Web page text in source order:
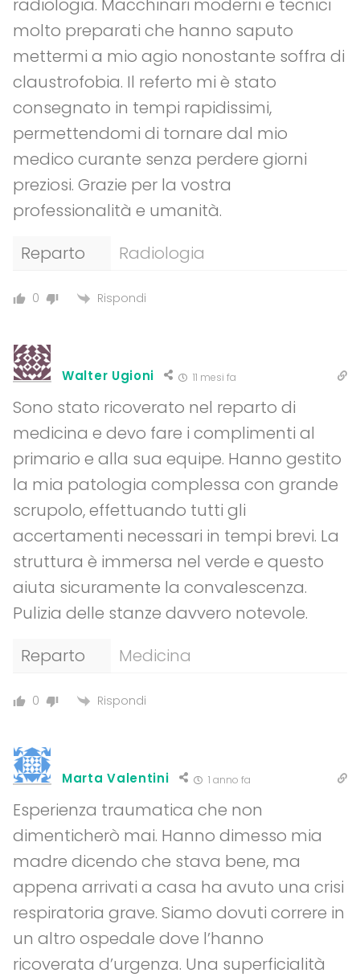
radiologia. Macchinari moderni e tecnici
molto preparati che hanno saputo
mettermi a mio agio nonostante soffra di
claustrofobia. Il referto mi è stato
consegnato in tempi rapidissimi,
permettendomi di tornare dal mio
medico curante senza perdere giorni
preziosi. Grazie per la vostra
professionalità e umanità.
Reparto
Radiologia
0 Rispondi
Walter Ugioni 11 mesi fa
Sono stato ricoverato nel reparto di
medicina e devo fare i complimenti al
primario e alla sua equipe. Hanno gestito
la mia patologia complessa con grande
scrupolo, effettuando tutti gli
accertamenti necessari in tempi brevi. La
struttura è immersa nel verde e questo
aiuta sicuramente la convalescenza.
Pulizia delle stanze davvero notevole.
Reparto
Medicina
0 Rispondi
Marta Valentini 1 anno fa
Esperienza traumatica che non
dimenticherò mai. Hanno dimesso mia
madre dicendo che stava bene, ma
appena arrivati a casa ha avuto una crisi
respiratoria grave. Siamo dovuti correre in
un altro ospedale dove l’hanno
ricoverata d’urgenza. Una superficialità